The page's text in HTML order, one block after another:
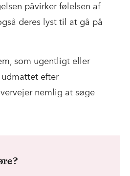
påvirker følelsen af
deres lyst til at gå på
som ugentligt eller
efter
nemlig at søge